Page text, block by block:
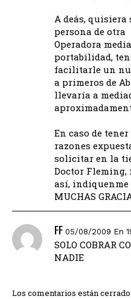
A deás,
persona de otra
Operadora
portabilidad,
facilitarle un
a primeros de
llevaría a
En caso de
razones
solicitar en la
Doctor Fleming,
así, indiquenme
MUCHAS
FF 05/08/2009 En
SOLO COBRAR
NADIE
Los comentarios están